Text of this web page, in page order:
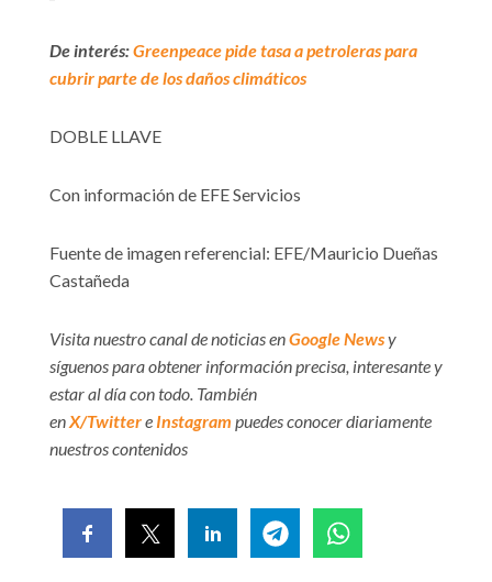
De interés:Greenpeace pide tasa a petroleras para
cubrir parte de los daños climáticos
DOBLE LLAVE
Con información de EFE Servicios
Fuente de imagen referencial: EFE/Mauricio Dueñas
Castañeda
Visita nuestro canal de noticias enGoogle Newsy
síguenos para obtener información precisa, interesante y
estar al día con todo. También
enX/Twittere Instagram puedes conocer diariamente
nuestros contenidos